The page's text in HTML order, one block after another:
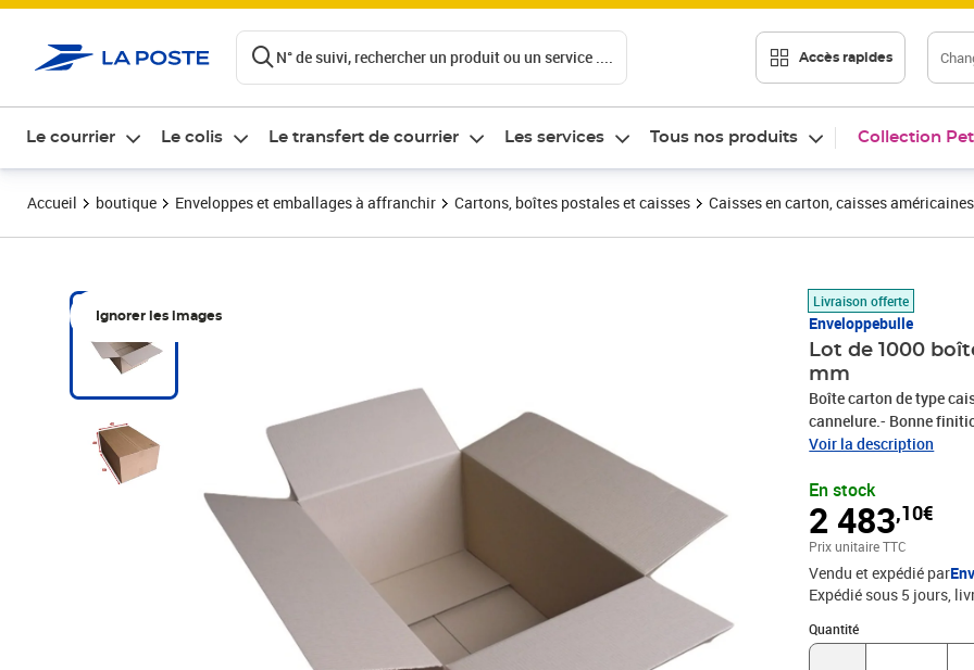
N° de suivi, rechercher un produit ou un service .... Accès rapides
Le courrier Le colis Le transfert de courrier Les services Tous nos produits Collection
Accueil boutique Enveloppes et emballages à affranchir Cartons, boîtes postales et caisses Caisses en carton, caisses américaines
Ignorer les images
Livraison offerte
Enveloppebulle
Lot de 1000
mm
Boîte carton de type
cannelure.- Bonne
pour vos expéditions
(LE CARTON IDEAL
plat = gain de place
protection et de
Voir la description
En stock
2 483,10€
Prix 2 483,10€
Prix unitaire TTC
Vendu et expédié par
Expédié sous 5 jours
Quantité
Quantité : 1